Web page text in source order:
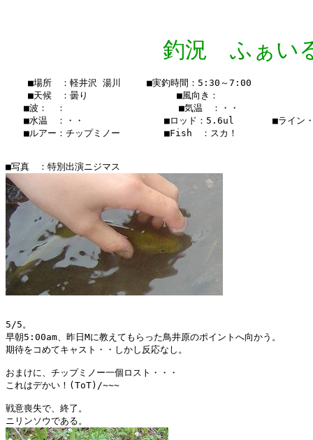
釣況 ふぁい
    ■場所　：軽井沢 湯川　   ■実釣時間：5:30～7:00
    ■天候　：曇り       　    　　■風向き：
■波：　：               　  　■気温　：・・
■水温　：・・　　　　　  　 　■ロッド：5.6ul　　  　■ライン
■ルアー：チップミノー　　　   ■Fish　：スカ！
5/5。
早朝5:00am、昨日Mに教えてもらった鳥井原のポイントへ向かう。
期待をコめてキャスト・・しかし反応なし。
おまけに、チップミノー一個ロスト・・・
これはデかい！(ToT)/~~~
戦意喪失で、終了。